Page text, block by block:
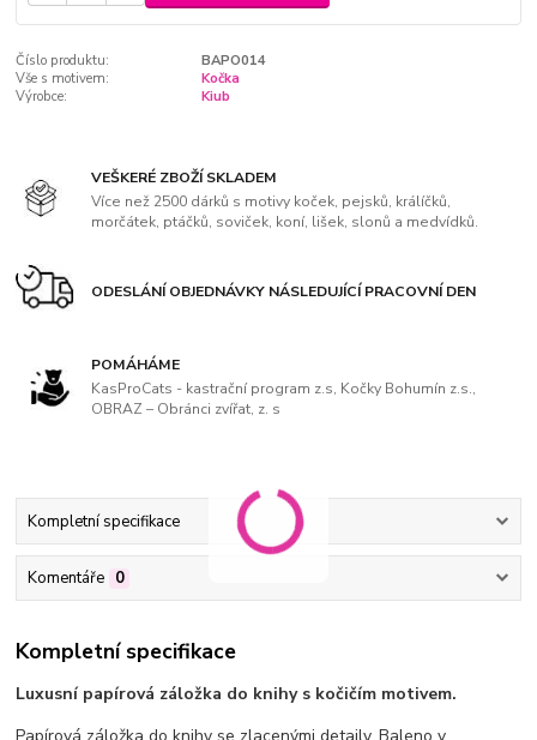
Číslo produktu:
BAPO014
Vše s motivem:
Kočka
Výrobce:
Kiub
VEŠKERÉ ZBOŽÍ SKLADEM
Více než 2500 dárků s motivy koček, pejsků, králíčků,
morčátek, ptáčků, soviček, koní, lišek, slonů a medvídků.
ODESLÁNÍ OBJEDNÁVKY NÁSLEDUJÍCÍ PRACOVNÍ DEN
POMÁHÁME
KasProCats - kastrační program z.s, Kočky Bohumín z.s.,
OBRAZ – Obránci zvířat, z. s
Kompletní specifikace
Komentáře 0
Kompletní specifikace
Luxusní papírová záložka do knihy s kočičím motivem.